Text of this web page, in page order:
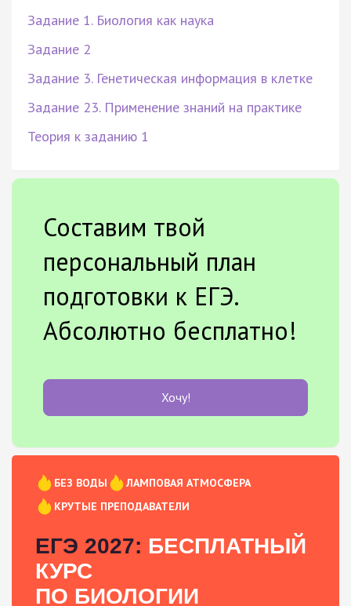
Задание 1. Биология как наука
Задание 2
Задание 3. Генетическая информация в клетке
Задание 23. Применение знаний на практике
Теория к заданию 1
Составим твой
персональный план
подготовки к ЕГЭ.
Абсолютно бесплатно!
Хочу!
БЕЗ ВОДЫ
ЛАМПОВАЯ АТМОСФЕРА
КРУТЫЕ ПРЕПОДАВАТЕЛИ
ЕГЭ 2027: БЕСПЛАТНЫЙ
КУРС
ПО БИОЛОГИИ